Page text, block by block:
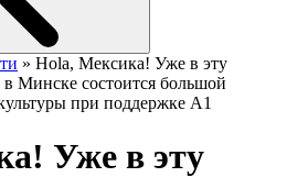
» Hola, Мексика! Уже в эту
Минске состоится большой
при поддержке А1
Уже в эту